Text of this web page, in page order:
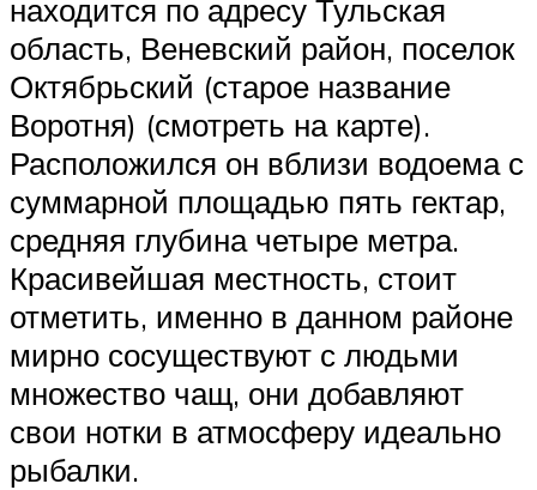
находится по адресу Тульская
область, Веневский район, поселок
Октябрьский (старое название
Воротня) (смотреть на карте).
Расположился он вблизи водоема с
суммарной площадью пять гектар,
средняя глубина четыре метра.
Красивейшая местность, стоит
отметить, именно в данном районе
мирно сосуществуют с людьми
множество чащ, они добавляют
свои нотки в атмосферу идеально
рыбалки.